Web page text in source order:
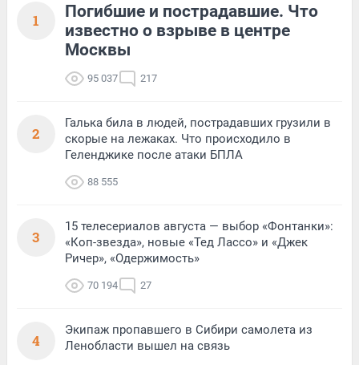
1
Погибшие и пострадавшие. Что
известно о взрыве в центре
Москвы
95 037 217
2
Галька била в людей, пострадавших грузили в
скорые на лежаках. Что происходило в
Геленджике после атаки БПЛА
88 555
3
15 телесериалов августа — выбор «Фонтанки»:
«Коп-звезда», новые «Тед Лассо» и «Джек
Ричер», «Одержимость»
70 194 27
4
Экипаж пропавшего в Сибири самолета из
Ленобласти вышел на связь